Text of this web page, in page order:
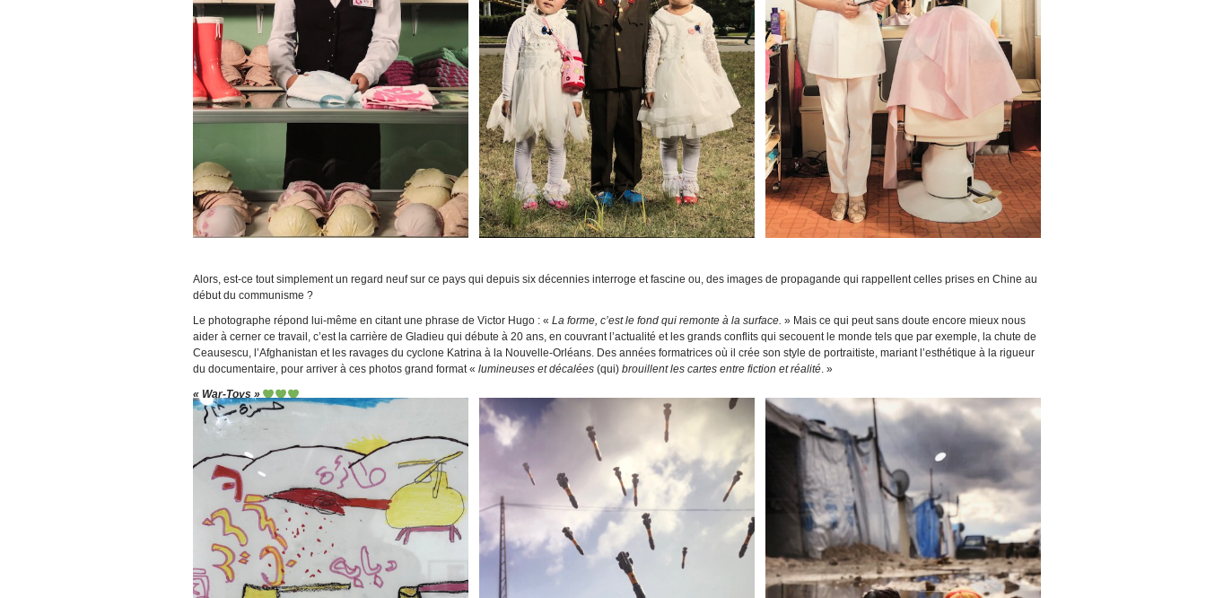
Alors, est-ce tout simplement un regard neuf sur ce pays qui depuis six décennies interroge et fascine ou, des images de propagande qui rappellent celles prises en Chine au
début du communisme ?
Le photographe répond lui-même en citant une phrase de Victor Hugo : « La forme, c’est le fond qui remonte à la surface. » Mais ce qui peut sans doute encore mieux nous
aider à cerner ce travail, c’est la carrière de Gladieu qui débute à 20 ans, en couvrant l’actualité et les grands conflits qui secouent le monde tels que par exemple, la chute de
Ceausescu, l’Afghanistan et les ravages du cyclone Katrina à la Nouvelle-Orléans. Des années formatrices où il crée son style de portraitiste, mariant l’esthétique à la rigueur
du documentaire, pour arriver à ces photos grand format « lumineuses et décalées (qui) brouillent les cartes entre fiction et réalité. »
« War-Toys »